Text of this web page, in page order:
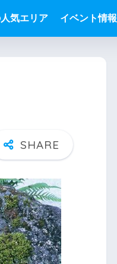
気エリア イベント情報